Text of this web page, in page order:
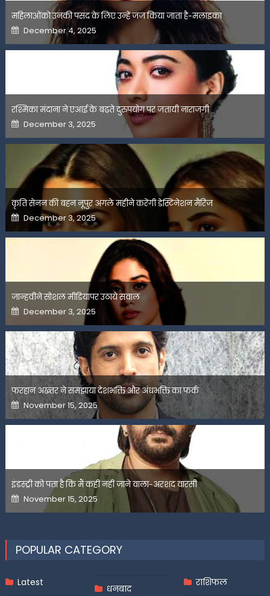
महिलाओंको उनकी पसंद के लिए उन्हें जज किया जाता है-मलाइका
Posted
on
December 4, 2025
रश्मिका मंदाना ने एआई के बढ़ते दुरुपयोग पर जतायी नाराजगी
Posted
on
December 3, 2025
कृति सेनन की बहन नूपुर अगले महीने करेंगी डेस्टिनेशन मैरिज
Posted
on
December 3, 2025
जान्हवीने सोशल मीडियापर उठाये सवाल
Posted
on
December 3, 2025
फरहान अख्तर ने समझाया देशभक्ति और अंधभक्ति का फर्क
Posted
on
November 15, 2025
इंडस्ट्री को पता है कि मैं कहीं नहीं जाने वाला-अरशद वारसी
Posted
on
November 15, 2025
POPULAR CATEGORY
Latest
धनबाद
राशिफल